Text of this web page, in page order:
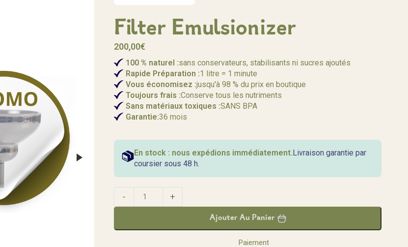
Filter Emulsionizer
200,00€
100 % naturel :sans conservateurs, stabilisants ni sucres ajoutés
Rapide Préparation :1 litre = 1 minute
Vous économisez :jusqu'à 98 % du prix en boutique
Toujours frais :Conserve tous les nutriments
Sans matériaux toxiques :SANS BPA
Garantie:36 mois
En stock : nous expédions immédiatement.Livraison garantie par
coursier sous 48 h.
Ajouter Au Panier
Paiement